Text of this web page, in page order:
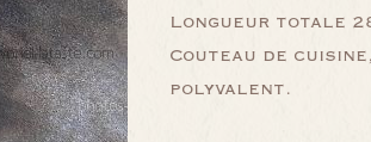
Longueur totale
Couteau de
polyvalent.